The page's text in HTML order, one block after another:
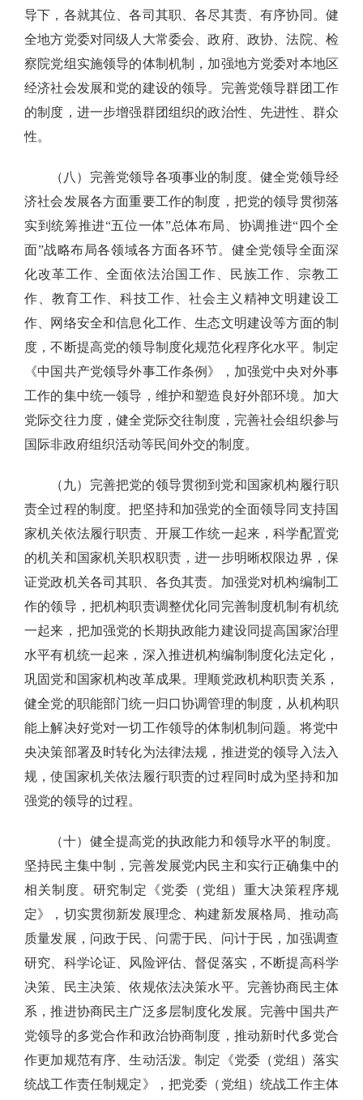
导下，各就其位、各司其职、各尽其责、有序协同。健
全地方党委对同级人大常委会、政府、政协、法院、检
察院党组实施领导的体制机制，加强地方党委对本地区
经济社会发展和党的建设的领导。完善党领导群团工作
的制度，进一步增强群团组织的政治性、先进性、群众
性。
（八）完善党领导各项事业的制度。健全党领导经
济社会发展各方面重要工作的制度，把党的领导贯彻落
实到统筹推进“五位一体”总体布局、协调推进“四个全
面”战略布局各领域各方面各环节。健全党领导全面深
化改革工作、全面依法治国工作、民族工作、宗教工
作、教育工作、科技工作、社会主义精神文明建设工
作、网络安全和信息化工作、生态文明建设等方面的制
度，不断提高党的领导制度化规范化程序化水平。制定
《中国共产党领导外事工作条例》，加强党中央对外事
工作的集中统一领导，维护和塑造良好外部环境。加大
党际交往力度，健全党际交往制度，完善社会组织参与
国际非政府组织活动等民间外交的制度。
（九）完善把党的领导贯彻到党和国家机构履行职
责全过程的制度。把坚持和加强党的全面领导同支持国
家机关依法履行职责、开展工作统一起来，科学配置党
的机关和国家机关职权职责，进一步明晰权限边界，保
证党政机关各司其职、各负其责。加强党对机构编制工
作的领导，把机构职责调整优化同完善制度机制有机统
一起来，把加强党的长期执政能力建设同提高国家治理
水平有机统一起来，深入推进机构编制制度化法定化，
巩固党和国家机构改革成果。理顺党政机构职责关系，
健全党的职能部门统一归口协调管理的制度，从机构职
能上解决好党对一切工作领导的体制机制问题。将党中
央决策部署及时转化为法律法规，推进党的领导入法入
规，使国家机关依法履行职责的过程同时成为坚持和加
强党的领导的过程。
（十）健全提高党的执政能力和领导水平的制度。
坚持民主集中制，完善发展党内民主和实行正确集中的
相关制度。研究制定《党委（党组）重大决策程序规
定》，切实贯彻新发展理念、构建新发展格局、推动高
质量发展，问政于民、问需于民、问计于民，加强调查
研究、科学论证、风险评估、督促落实，不断提高科学
决策、民主决策、依规依法决策水平。完善协商民主体
系，推进协商民主广泛多层制度化发展。完善中国共产
党领导的多党合作和政治协商制度，推动新时代多党合
作更加规范有序、生动活泼。制定《党委（党组）落实
统战工作责任制规定》，把党委（党组）统战工作主体